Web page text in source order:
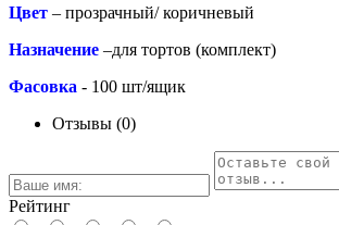
Цвет – прозрачный/ коричневый
Назначение –для тортов (комплект)
Фасовка - 100 шт/ящик
Отзывы (0)
Рейтинг